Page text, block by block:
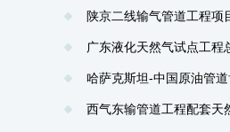
陕京二线输气管道工程项
广东液化天然气试点工
哈萨克斯坦-中国原油管
西气东输管道工程配套天